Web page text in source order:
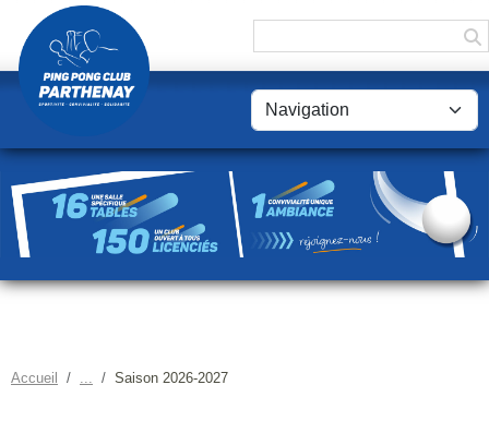
Accueil Saison 2026-2027
Panneau de gestion des cookies